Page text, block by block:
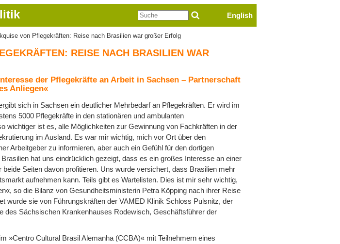
English
Suche
von Pflegekräften: Reise nach Brasilien war großer Erfolg
REISE NACH BRASILIEN WAR
der Pflegekräfte an Arbeit in Sachsen – Partnerschaft
Anliegen«
sich in Sachsen ein deutlicher Mehrbedarf an Pflegekräften. Er wird im
5000 Pflegekräfte in den stationären und ambulanten
wichtiger ist es, alle Möglichkeiten zur Gewinnung von Fachkräften in der
im Ausland. Es war mir wichtig, mich vor Ort über den
Arbeitgeber zu informieren, aber auch ein Gefühl für den dortigen
hat uns eindrücklich gezeigt, dass es ein großes Interesse an einer
Seiten davon profitieren. Uns wurde versichert, dass Brasilien mehr
aufnehmen kann. Teils gibt es Wartelisten. Dies ist mir sehr wichtig,
so die Bilanz von Gesundheitsministerin Petra Köpping nach ihrer Reise
wurde sie von Führungskräften der VAMED Klinik Schloss Pulsnitz, der
des Sächsischen Krankenhauses Rodewisch, Geschäftsführer der
»Centro Cultural Brasil Alemanha (CCBA)« mit Teilnehmern eines